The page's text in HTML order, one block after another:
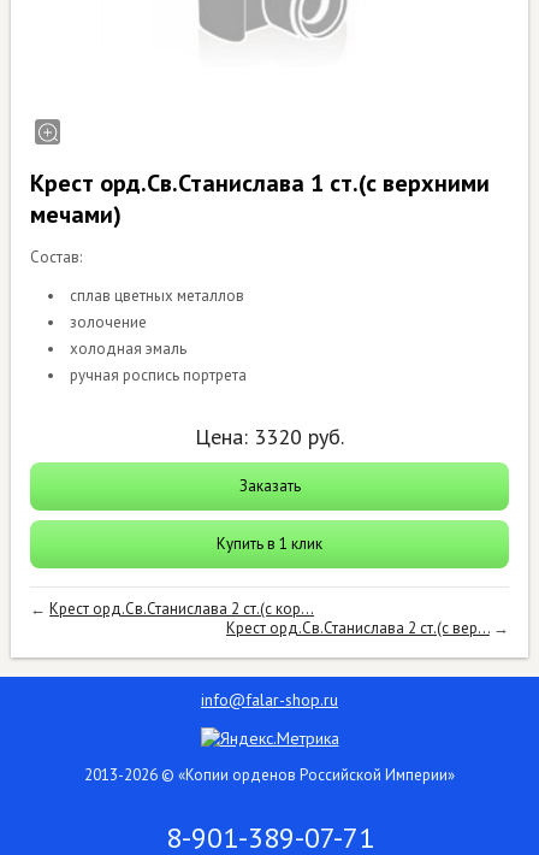
Крест орд.Св.Станислава 1 ст.(с верхними
мечами)
Состав:
сплав цветных металлов
золочение
холодная эмаль
ручная роспись портрета
Цена: 3320 руб.
Заказать
Купить в 1 клик
←Крест орд.Св.Станислава 2 ст.(с кор...
Крест орд.Св.Станислава 2 ст.(с вер...→
info@falar-shop.ru
2013-2026 © «Копии орденов Российской Империи»
8-901-389-07-71